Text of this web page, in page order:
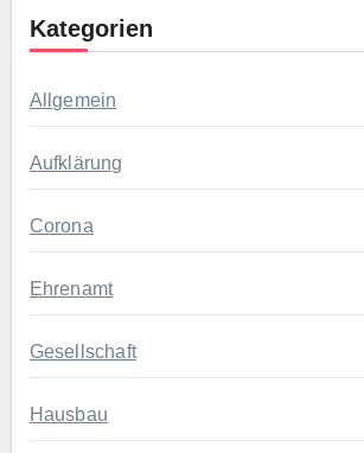
Kategorien
Allgemein
Aufklärung
Corona
Ehrenamt
Gesellschaft
Hausbau